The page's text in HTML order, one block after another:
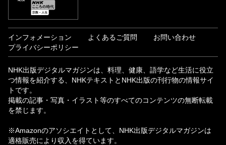
インフォメーション よくあるご質問
お問い合わせ
プライバシーポリシー
NHK出版デジタルマガジンは、料理、健康、語学など生活に役立
つ情報を紹介する、NHKテキストとNHK出版の刊行物の情報サイ
トです。
掲載の記事・写真・イラスト等のすべてのコンテンツの無断転載
を禁じます。
※Amazonのアソシエイトとして、NHK出版デジタルマガジンは
適格販売により収入を得ています。